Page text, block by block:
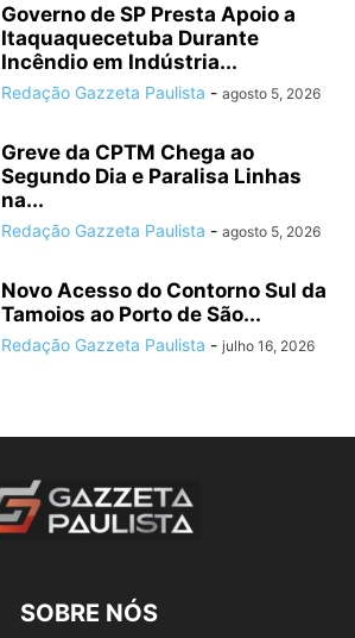
Governo de SP Presta Apoio a
Itaquaquecetuba Durante
Incêndio em Indústria...
Redação Gazzeta Paulista - agosto 5, 2026
Greve da CPTM Chega ao
Segundo Dia e Paralisa Linhas
na...
Redação Gazzeta Paulista - agosto 5, 2026
Novo Acesso do Contorno Sul da
Tamoios ao Porto de São...
Redação Gazzeta Paulista - julho 16, 2026
SOBRE NÓS